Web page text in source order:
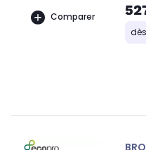
Comparer
dès